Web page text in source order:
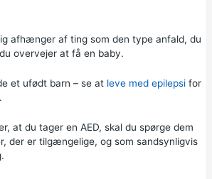
afhænger af ting som den type anfald, du
overvejer at få en baby.
et ufødt barn – se at leve med epilepsifor
at du tager en AED, skal du spørge dem
der er tilgængelige, og som sandsynligvis